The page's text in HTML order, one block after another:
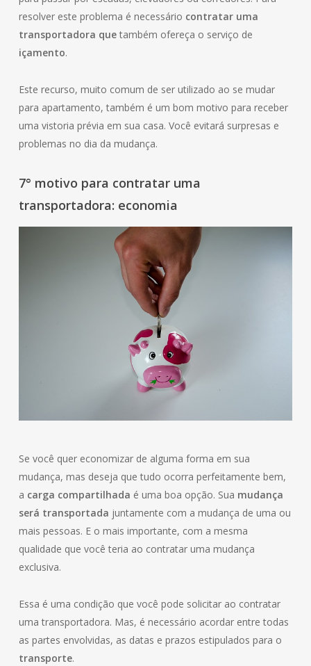
resolver este problema é necessário contratar uma
transportadora quetambém ofereça o serviço de
içamento.
Este recurso, muito comum de ser utilizado ao se mudar
para apartamento, também é um bom motivo para receber
uma vistoria prévia em sua casa. Você evitará surpresas e
problemas no dia da mudança.
7° motivo para contratar uma
transportadora: economia
Se você quer economizar de alguma forma em sua
mudança, mas deseja que tudo ocorra perfeitamente bem,
a carga compartilhada é uma boa opção. Sua mudança
será transportada juntamente com a mudança de uma ou
mais pessoas. E o mais importante, com a mesma
qualidade que você teria ao contratar uma mudança
exclusiva.
Essa é uma condição que você pode solicitar ao contratar
uma transportadora. Mas, é necessário acordar entre todas
as partes envolvidas, as datas e prazos estipulados para o
transporte.